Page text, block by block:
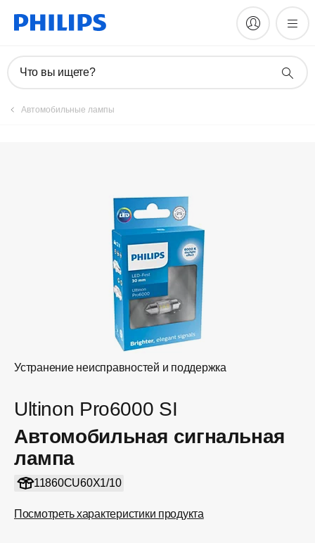
Что вы ищете?
Автомобильные лампы
Устранение неисправностей и поддержка
Ultinon Pro6000 SI
Автомобильная сигнальная
лампа
11860CU60X1/10
Посмотреть характеристики продукта